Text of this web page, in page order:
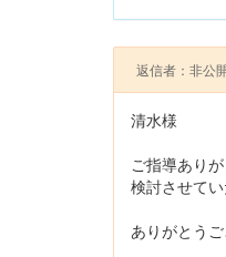
返信者：非公
清水様
ご指導あり
検討させてい
ありがとう